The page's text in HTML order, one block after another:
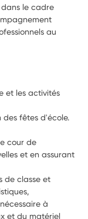
le cadre
au
et les activités
fêtes d'école.
cour de
et en assurant
de classe et
à
et du matériel